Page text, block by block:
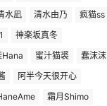
水凪 清水由乃
疯猫ss
神楽坂真冬
Hana 蜜汁猫裘
蠢沫沫
阿半今天很开心
霜月Shimo